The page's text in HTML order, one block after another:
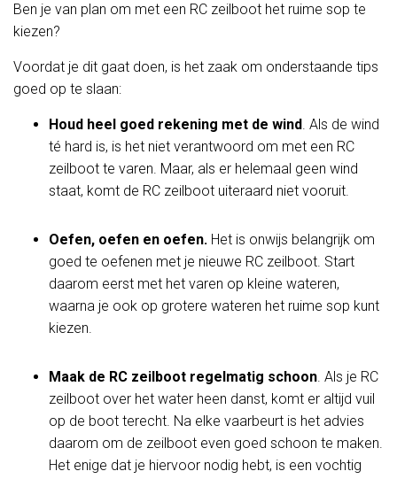
Ben je van plan om met een RC zeilboot het ruime sop te
kiezen?
Voordat je dit gaat doen, is het zaak om onderstaande tips
goed op te slaan:
Houd heel goed rekening met de wind. Als de wind
té hard is, is het niet verantwoord om met een RC
zeilboot te varen. Maar, als er helemaal geen wind
staat, komt de RC zeilboot uiteraard niet vooruit.
Oefen, oefen en oefen. Het is onwijs belangrijk om
goed te oefenen met je nieuwe RC zeilboot. Start
daarom eerst met het varen op kleine wateren,
waarna je ook op grotere wateren het ruime sop kunt
kiezen.
Maak de RC zeilboot regelmatig schoon. Als je RC
zeilboot over het water heen danst, komt er altijd vuil
op de boot terecht. Na elke vaarbeurt is het advies
daarom om de zeilboot even goed schoon te maken.
Het enige dat je hiervoor nodig hebt, is een vochtig